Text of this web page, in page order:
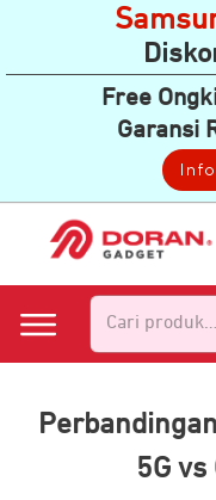
5G vs
Free
Garansi